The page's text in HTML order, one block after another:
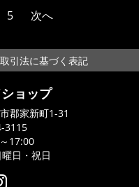
5 次へ
引法に基づく表記
ョップ
郡家新町1-31
3115
17:00
日・祝日